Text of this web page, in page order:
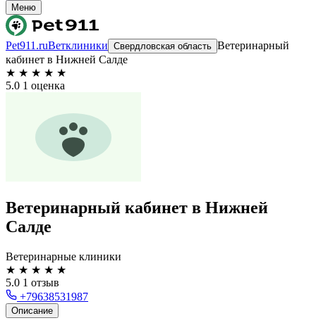
Меню
Pet911.ruВетклиники Свердловская область Ветеринарный
кабинет в Нижней Салде
★ ★ ★ ★ ★
5.0 1 оценка
Ветеринарный кабинет в Нижней
Салде
Ветеринарные клиники
★ ★ ★ ★ ★
5.0 1 отзыв
+79638531987
Описание